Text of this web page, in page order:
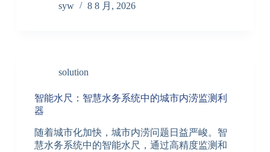
syw
8 8 月, 2026
solution
智能水尺：智慧水务系统中的城市内涝监测利
器
随着城市化加快，城市内涝问题日益严峻。智
慧水务系统中的智能水尺，通过高精度监测和